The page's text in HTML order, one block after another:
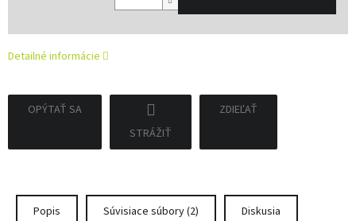
Detailné informácie
OPÝTAŤ SA
STRÁŽIŤ
ZDIEĽAŤ
Popis Súvisiace súbory (2) Diskusia